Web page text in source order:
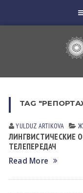
TAG
YULDUZ АRTIKOVА
ЛИНГВИСТИЧЕСКИЕ
ТЕЛЕПЕРЕДАЧ
Read More